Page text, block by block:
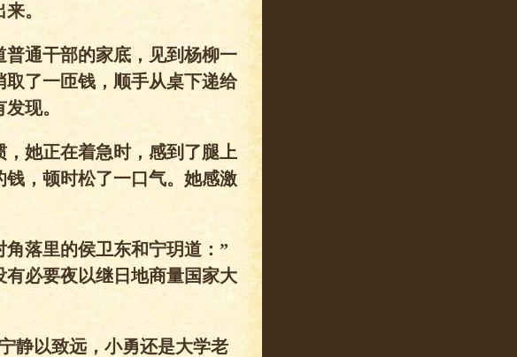
。
通干部的家底，见到杨柳一
了一匝钱，顺手从桌下递给
现。
她正在着急时，感到了腿上
，顿时松了一口气。她感激
落里的侯卫东和宁玥道：”
必要夜以继日地商量国家大
静以致远，小勇还是大学老